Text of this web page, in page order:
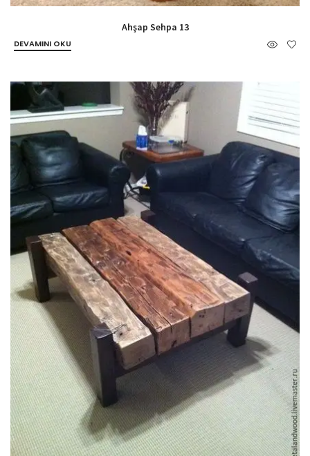
Ahşap Sehpa 13
DEVAMINI OKU